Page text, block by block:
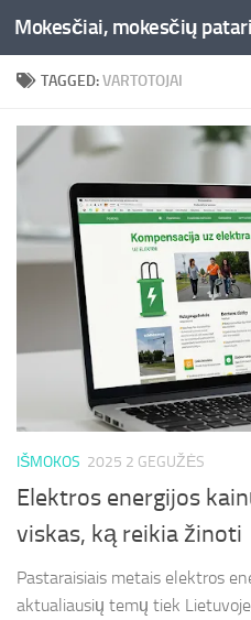
Skip to content
TAGGED:VARTOTOJAI
IŠMOKOS 2025 2 GEGUŽĖS
Elektros energijos
viskas, ką reikia žinoti
Pastaraisiais metais elektros
aktualiausių temų tiek